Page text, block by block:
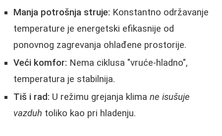
Manja potrošnja struje: Konstantno održavanje
temperature je energetski efikasnije od
ponovnog zagrevanja ohlađene prostorije.
Veći komfor: Nema ciklusa "vruće-hladno",
temperatura je stabilnija.
Tiš i rad: U režimu grejanja klima ne isušuje
vazduh toliko kao pri hladenju.